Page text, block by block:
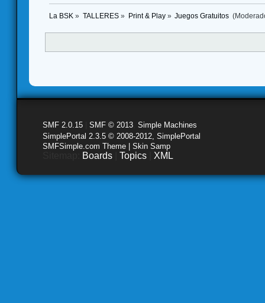
La BSK » TALLERES» Print & Play» Juegos Gratuitos
SMF 2.0.15 SMF © 2013 Simple Machines
SimplePortal 2.3.5 © 2008-2012, SimplePortal
SMFSimple.com Theme | Skin Samp
Boards Topics XML